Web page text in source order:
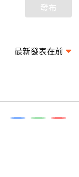
發布
最新發表在前